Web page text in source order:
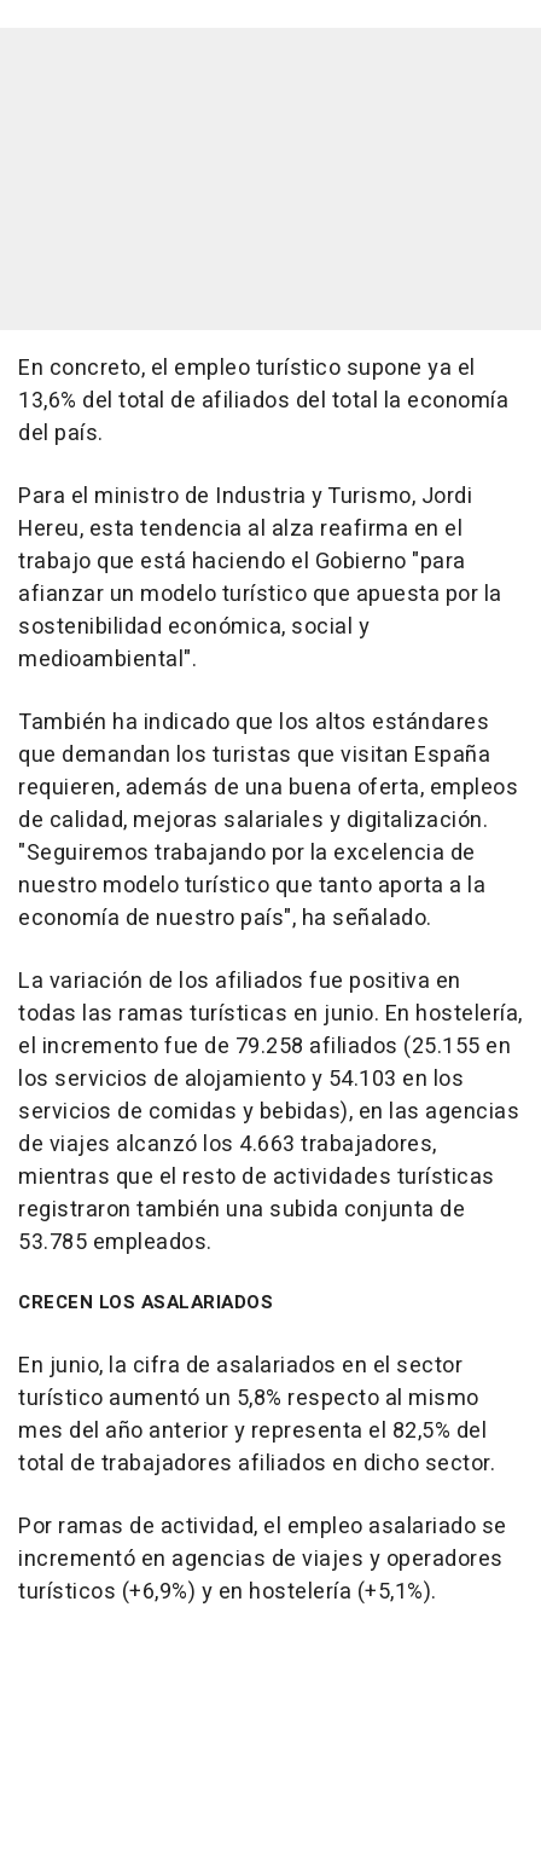
En concreto, el empleo turístico supone ya el
13,6% del total de afiliados del total la economía
del país.
Para el ministro de Industria y Turismo, Jordi
Hereu, esta tendencia al alza reafirma en el
trabajo que está haciendo el Gobierno "para
afianzar un modelo turístico que apuesta por la
sostenibilidad económica, social y
medioambiental".
También ha indicado que los altos estándares
que demandan los turistas que visitan España
requieren, además de una buena oferta, empleos
de calidad, mejoras salariales y digitalización.
"Seguiremos trabajando por la excelencia de
nuestro modelo turístico que tanto aporta a la
economía de nuestro país", ha señalado.
La variación de los afiliados fue positiva en
todas las ramas turísticas en junio. En hostelería,
el incremento fue de 79.258 afiliados (25.155 en
los servicios de alojamiento y 54.103 en los
servicios de comidas y bebidas), en las agencias
de viajes alcanzó los 4.663 trabajadores,
mientras que el resto de actividades turísticas
registraron también una subida conjunta de
53.785 empleados.
CRECEN LOS ASALARIADOS
En junio, la cifra de asalariados en el sector
turístico aumentó un 5,8% respecto al mismo
mes del año anterior y representa el 82,5% del
total de trabajadores afiliados en dicho sector.
Por ramas de actividad, el empleo asalariado se
incrementó en agencias de viajes y operadores
turísticos (+6,9%) y en hostelería (+5,1%).